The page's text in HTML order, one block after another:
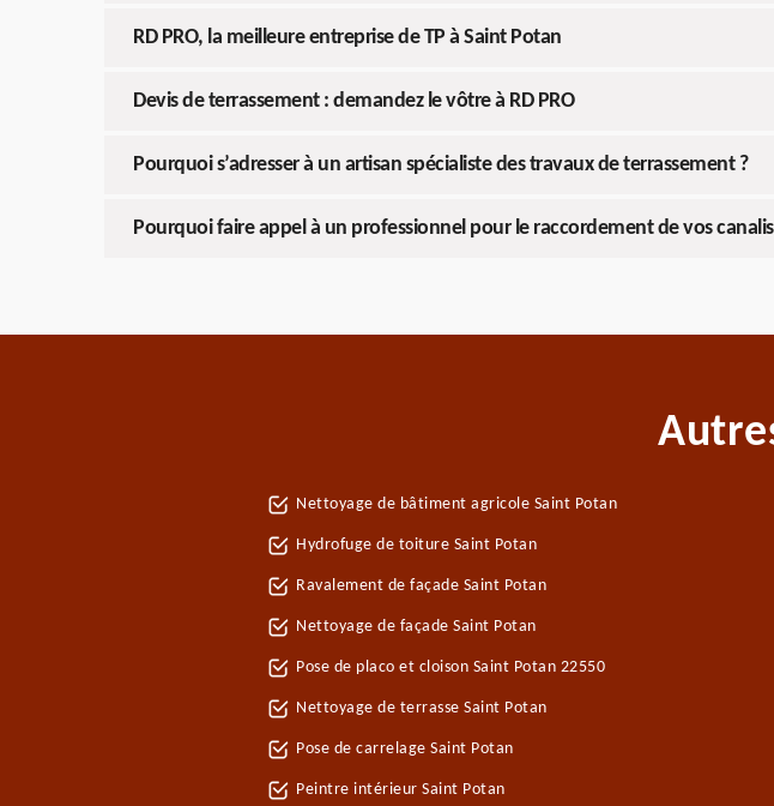
RD PRO, la meilleure entreprise de TP à Saint Potan
Devis de terrassement : demandez le vôtre à RD PRO
Pourquoi s’adresser à un artisan spécialiste des travaux de terrassement ?
Pourquoi faire appel à un professionnel pour le raccordement de vos
Nettoyage de bâtiment agricole Saint Potan
Hydrofuge de toiture Saint Potan
Ravalement de façade Saint Potan
Nettoyage de façade Saint Potan
Pose de placo et cloison Saint Potan 22550
Nettoyage de terrasse Saint Potan
Pose de carrelage Saint Potan
Peintre intérieur Saint Potan